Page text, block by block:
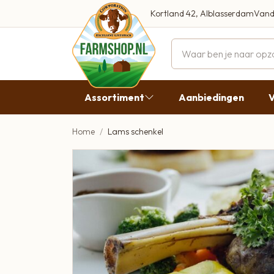
Kortland 42, Alblasserdam
Woensdag
Vrijdag
Zaterdag
Zondag
Assortiment
Vlees
Broodbeleg & Worst
Boeren Zuivel
Boeren Roomijs
Desembrood
Aanbiedingen
Home Lams schenkel